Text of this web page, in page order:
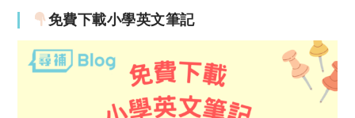
免費下載小學英文筆記